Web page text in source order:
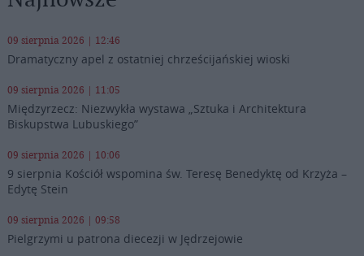
09 sierpnia 2026 | 12:46
Dramatyczny apel z ostatniej chrześcijańskiej wioski
09 sierpnia 2026 | 11:05
Międzyrzecz: Niezwykła wystawa „Sztuka i Architektura
Biskupstwa Lubuskiego”
09 sierpnia 2026 | 10:06
9 sierpnia Kościół wspomina św. Teresę Benedyktę od Krzyża –
Edytę Stein
09 sierpnia 2026 | 09:58
Pielgrzymi u patrona diecezji w Jędrzejowie